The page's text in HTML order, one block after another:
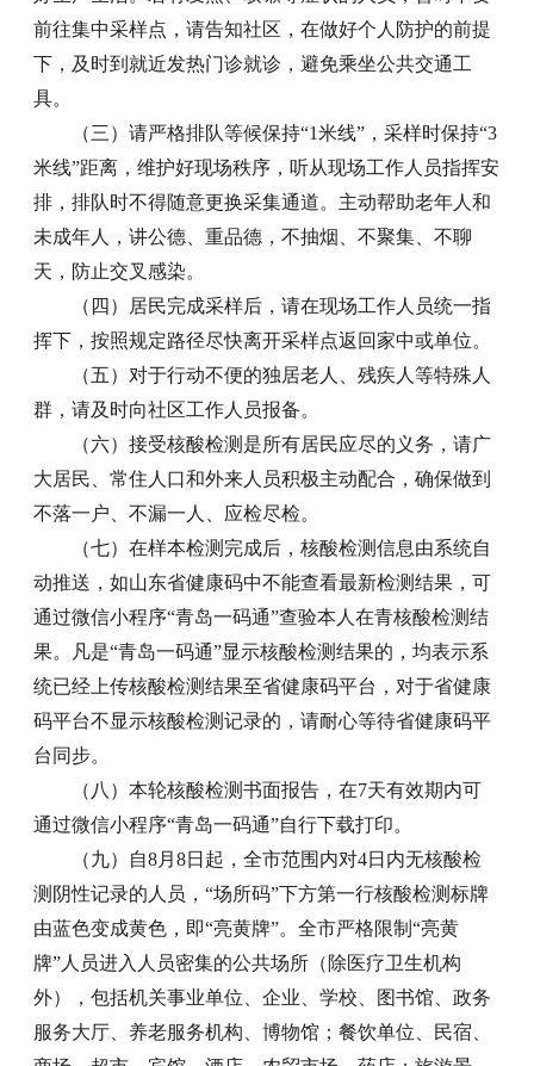
前往集中采样点，请告知社区，在做好个人防护的前提
下，及时到就近发热门诊就诊，避免乘坐公共交通工
具。
（三）请严格排队等候保持“1米线”，采样时保持“3
米线”距离，维护好现场秩序，听从现场工作人员指挥安
排，排队时不得随意更换采集通道。主动帮助老年人和
未成年人，讲公德、重品德，不抽烟、不聚集、不聊
天，防止交叉感染。
（四）居民完成采样后，请在现场工作人员统一指
挥下，按照规定路径尽快离开采样点返回家中或单位。
（五）对于行动不便的独居老人、残疾人等特殊人
群，请及时向社区工作人员报备。
（六）接受核酸检测是所有居民应尽的义务，请广
大居民、常住人口和外来人员积极主动配合，确保做到
不落一户、不漏一人、应检尽检。
（七）在样本检测完成后，核酸检测信息由系统自
动推送，如山东省健康码中不能查看最新检测结果，可
通过微信小程序“青岛一码通”查验本人在青核酸检测结
果。凡是“青岛一码通”显示核酸检测结果的，均表示系
统已经上传核酸检测结果至省健康码平台，对于省健康
码平台不显示核酸检测记录的，请耐心等待省健康码平
台同步。
（八）本轮核酸检测书面报告，在7天有效期内可
通过微信小程序“青岛一码通”自行下载打印。
（九）自8月8日起，全市范围内对4日内无核酸检
测阴性记录的人员，“场所码”下方第一行核酸检测标牌
由蓝色变成黄色，即“亮黄牌”。全市严格限制“亮黄
牌”人员进入人员密集的公共场所（除医疗卫生机构
外），包括机关事业单位、企业、学校、图书馆、政务
服务大厅、养老服务机构、博物馆；餐饮单位、民宿、